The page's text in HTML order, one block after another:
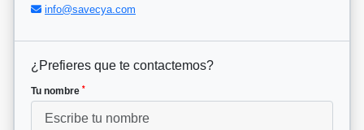
info@savecya.com
¿Prefieres que te contactemos?
Tu nombre *